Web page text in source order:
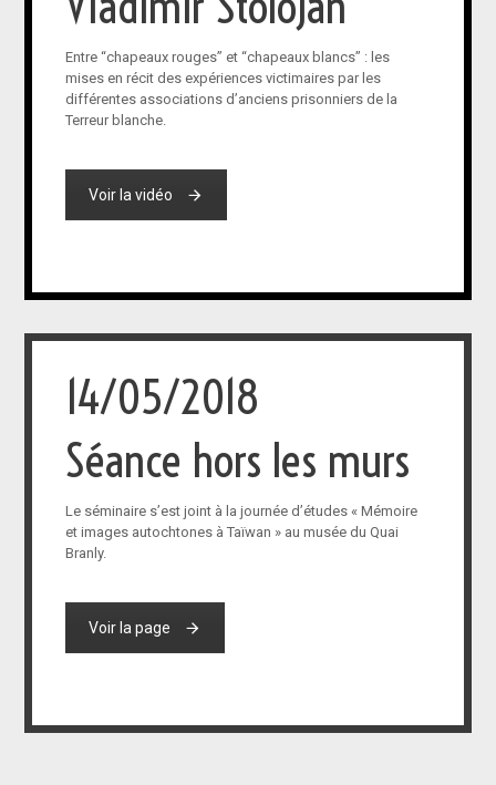
Entre “chapeaux rouges” et “chapeaux blancs” : les
mises en récit des expériences victimaires par les
différentes associations d’anciens prisonniers de la
Terreur blanche.
Voir la vidéo
14/05/2018
Séance hors les murs
Le séminaire s’est joint à la journée d’études « Mémoire
et images autochtones à Taïwan » au musée du Quai
Branly.
Voir la page